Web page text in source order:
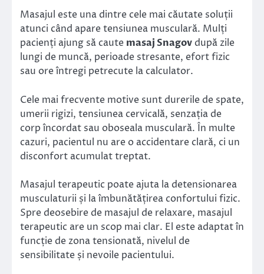
Masajul este una dintre cele mai căutate soluții
atunci când apare tensiunea musculară. Mulți
pacienți ajung să caute masaj Snagov după zile
lungi de muncă, perioade stresante, efort fizic
sau ore întregi petrecute la calculator.
Cele mai frecvente motive sunt durerile de spate,
umerii rigizi, tensiunea cervicală, senzația de
corp încordat sau oboseala musculară. În multe
cazuri, pacientul nu are o accidentare clară, ci un
disconfort acumulat treptat.
Masajul terapeutic poate ajuta la detensionarea
musculaturii și la îmbunătățirea confortului fizic.
Spre deosebire de masajul de relaxare, masajul
terapeutic are un scop mai clar. El este adaptat în
funcție de zona tensionată, nivelul de
sensibilitate și nevoile pacientului.